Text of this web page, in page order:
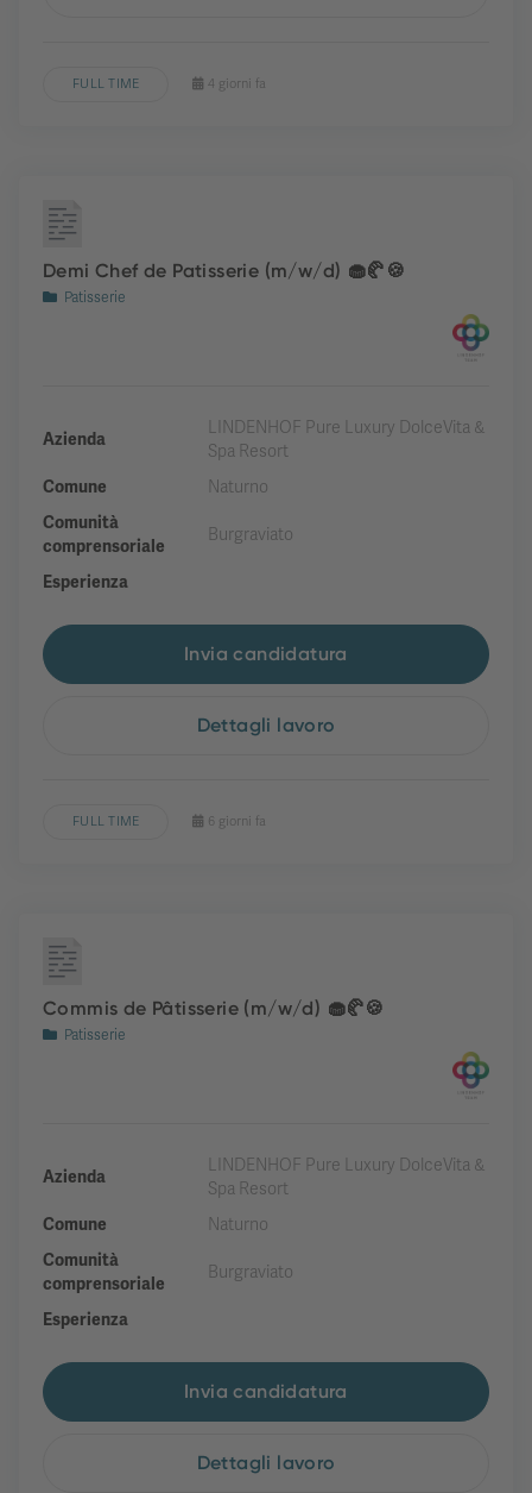
FULL TIME 4 giorni fa
Demi Chef de Patisserie (m/w/d) 🧁🥐🍪
Patisserie
Azienda
LINDENHOF Pure Luxury DolceVita &
Spa Resort
Comune
Naturno
Comunità
comprensoriale
Burgraviato
Esperienza
Invia candidatura
Dettagli lavoro
FULL TIME 6 giorni fa
Commis de Pâtisserie (m/w/d) 🧁🥐🍪
Patisserie
Azienda
LINDENHOF Pure Luxury DolceVita &
Spa Resort
Comune
Naturno
Comunità
comprensoriale
Burgraviato
Esperienza
Invia candidatura
Dettagli lavoro